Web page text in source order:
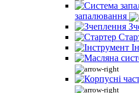
запалювання